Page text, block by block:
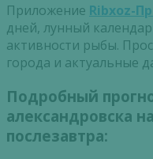
Приложение Ribxoz-
дней, лунный
активности рыбы.
города и актуальные
Подробный
александровска
послезавтра: